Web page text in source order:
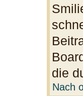
die
Nach